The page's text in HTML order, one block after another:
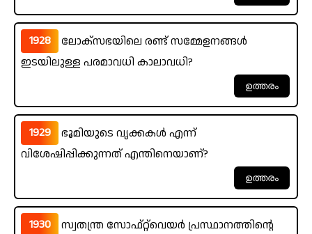
1928
ലോക്സഭയിലെ രണ്ട് സമ്മേളനങ്ങൾ
ഇടയിലുള്ള പരമാവധി കാലാവധി?
1929
ഭൂമിയുടെ വൃക്കകൾ എന്ന്
വിശേഷിപ്പിക്കുന്നത് എന്തിനെയാണ്?
1930
സ്വതന്ത്ര സോഫ്റ്റ്‌വെയർ പ്രസ്ഥാനത്തിന്റെ